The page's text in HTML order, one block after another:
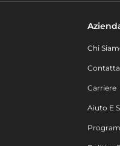
Chi
Carriere
Aiuto E